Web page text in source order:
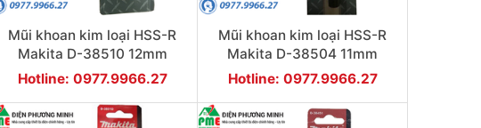
Mũi khoan kim loại HSS-R
Makita D-38510 12mm
Hotline: 0977.9966.27
Mũi khoan kim loại HSS-R
Makita D-38504 11mm
Hotline: 0977.9966.27